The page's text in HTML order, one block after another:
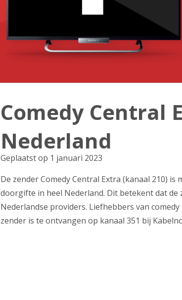
Comedy Central
Nederland
Geplaatst op 1 januari 2023
De zender Comedy Central Extra (kanaal 210)
doorgifte in heel Nederland. Dit betekent dat
Nederlandse providers. Liefhebbers van
zender is te ontvangen op kanaal 351 bij